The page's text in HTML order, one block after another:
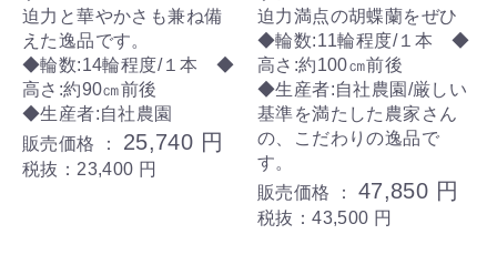
迫力と華やかさも兼ね備
えた逸品です。
◆輪数:14輪程度/１本 ◆
高さ:約90㎝前後
◆生産者:自社農園
販売価格 ： 25,740 円
税抜：23,400 円
迫力満点の胡蝶蘭をぜひ
◆輪数:11輪程度/１本 ◆
高さ:約100㎝前後
◆生産者:自社農園/厳しい
基準を満たした農家さん
の、こだわりの逸品で
す。
販売価格 ： 47,850 円
税抜：43,500 円